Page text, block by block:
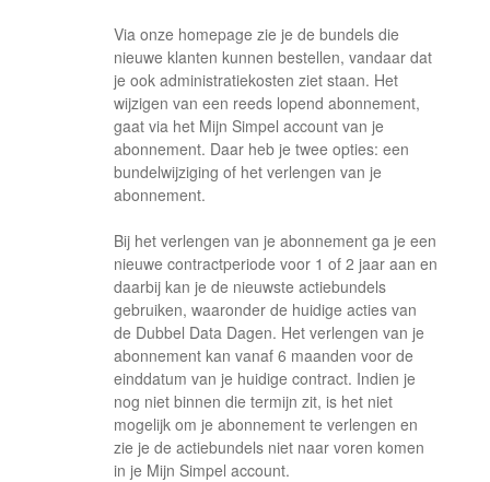
Via onze homepage zie je de bundels die
nieuwe klanten kunnen bestellen, vandaar dat
je ook administratiekosten ziet staan. Het
wijzigen van een reeds lopend abonnement,
gaat via het Mijn Simpel account van je
abonnement. Daar heb je twee opties: een
bundelwijziging of het verlengen van je
abonnement.
Bij het verlengen van je abonnement ga je een
nieuwe contractperiode voor 1 of 2 jaar aan en
daarbij kan je de nieuwste actiebundels
gebruiken, waaronder de huidige acties van
de Dubbel Data Dagen. Het verlengen van je
abonnement kan vanaf 6 maanden voor de
einddatum van je huidige contract. Indien je
nog niet binnen die termijn zit, is het niet
mogelijk om je abonnement te verlengen en
zie je de actiebundels niet naar voren komen
in je Mijn Simpel account.